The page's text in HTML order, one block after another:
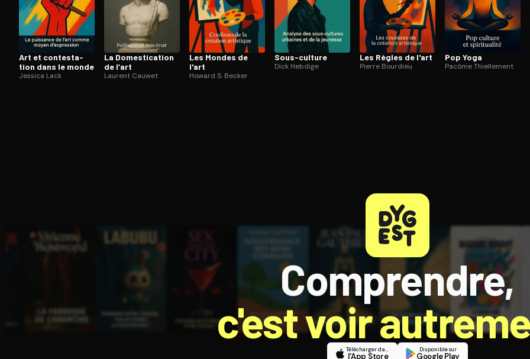
Art et contes­ta­
tion dans le monde
Jessica Lack
La Do­mes­ti­ca­tion
de l’art
Laurent Cauwet
Les Mondes de
l'art
Howard S. Becker
Sous-culture
Dick Hebdige
Les Règles de l'art
Pierre Bourdieu
Pop Yoga
Pacôme Thiellement
Comprendre,
c'est voir
Télécharger dans
l'App Store
Disponible sur
Google Play